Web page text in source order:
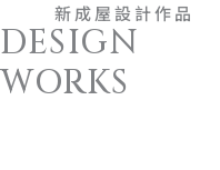
新成屋設計作品
DESIGN
WORKS